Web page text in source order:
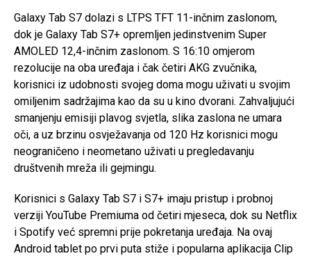
Galaxy Tab S7 dolazi s LTPS TFT 11-inčnim zaslonom,
dok je Galaxy Tab S7+ opremljen jedinstvenim Super
AMOLED 12,4-inčnim zaslonom. S 16:10 omjerom
rezolucije na oba uređaja i čak četiri AKG zvučnika,
korisnici iz udobnosti svojeg doma mogu uživati u svojim
omiljenim sadržajima kao da su u kino dvorani. Zahvaljujući
smanjenju emisiji plavog svjetla, slika zaslona ne umara
oči, a uz brzinu osvježavanja od 120 Hz korisnici mogu
neograničeno i neometano uživati u pregledavanju
društvenih mreža ili gejmingu.
Korisnici s Galaxy Tab S7 i S7+ imaju pristup i probnoj
verziji YouTube Premiuma od četiri mjeseca, dok su Netflix
i Spotify već spremni prije pokretanja uređaja. Na ovaj
Android tablet po prvi puta stiže i popularna aplikacija Clip